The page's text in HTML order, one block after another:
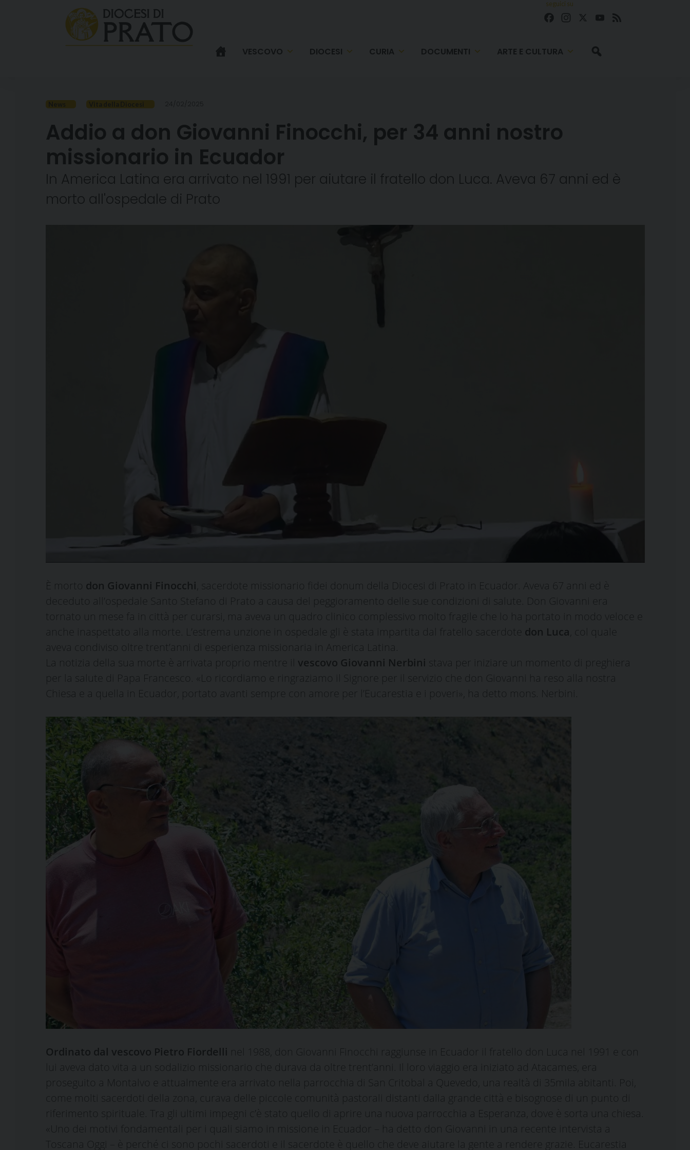
seguici su
FacebookInstagram YouTube
VESCOVO DIOCESI CURIA DOCUMENTI ARTE E CULTURA
24/02/2025
Addio a don Giovanni Finocchi, per 34 anni nostro
missionario in Ecuador
In America Latina era arrivato nel 1991 per aiutare il fratello don Luca. Aveva 67 anni ed è
morto all'ospedale di Prato
È morto don Giovanni Finocchi , sacerdote missionario fidei donum della Diocesi di Prato in Ecuador. Aveva 67 anni ed è
deceduto all’ospedale Santo Stefano di Prato a causa del peggioramento delle sue condizioni di salute. Don Giovanni era
tornato un mese fa in città per curarsi, ma aveva un quadro clinico complessivo molto fragile che lo ha portato in modo veloce e
anche inaspettato alla morte. L’estrema unzione in ospedale gli è stata impartita dal fratello sacerdote don Luca , col quale
aveva condiviso oltre trent’anni di esperienza missionaria in America Latina.
La notizia della sua morte è arrivata proprio mentre il vescovo Giovanni Nerbini stava per iniziare un momento di preghiera
per la salute di Papa Francesco. «Lo ricordiamo e ringraziamo il Signore per il servizio che don Giovanni ha reso alla nostra
Chiesa e a quella in Ecuador, portato avanti sempre con amore per l’Eucarestia e i poveri», ha detto mons. Nerbini.
Ordinato dal vescovo Pietro Fiordelli nel 1988, don Giovanni Finocchi raggiunse in Ecuador il fratello don Luca nel 1991 e con
lui aveva dato vita a un sodalizio missionario che durava da oltre trent’anni. Il loro viaggio era iniziato ad Atacames, era
proseguito a Montalvo e attualmente era arrivato nella parrocchia di San Critobal a Quevedo, una realtà di 35mila abitanti. Poi,
come molti sacerdoti della zona, curava delle piccole comunità pastorali distanti dalla grande città e bisognose di un punto di
riferimento spirituale. Tra gli ultimi impegni c’è stato quello di aprire una nuova parrocchia a Esperanza, dove è sorta una chiesa.
«Uno dei motivi fondamentali per i quali siamo in missione in Ecuador – ha detto don Giovanni in una recente intervista a
Toscana Oggi – è perché ci sono pochi sacerdoti e il sacerdote è quello che deve aiutare la gente a rendere grazie. Eucarestia